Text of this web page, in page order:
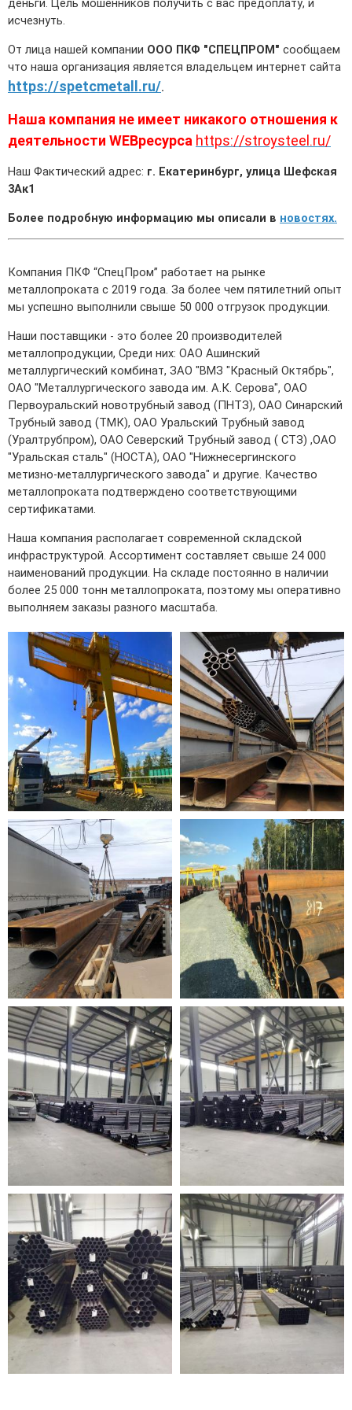
деньги. Цель мошенников получить с вас предоплату, и
исчезнуть.
От лица нашей компании ООО ПКФ "СПЕЦПРОМ" сообщаем
что наша организация является владельцем интернет сайта
https://spetcmetall.ru/.
Наша компания не имеет никакого отношения к
деятельности WEBресурса https://stroysteel.ru/
Наш Фактический адрес: г. Екатеринбург, улица Шефская
3Ак1
Более подробную информацию мы описали в новостях.
Компания ПКФ “СпецПром” работает на рынке
металлопроката с 2019 года. За более чем пятилетний опыт
мы успешно выполнили свыше 50 000 отгрузок продукции.
Наши поставщики - это более 20 производителей
металлопродукции, Среди них: ОАО Ашинский
металлургический комбинат, ЗАО "ВМЗ "Красный Октябрь",
ОАО "Металлургического завода им. А.К. Серова", ОАО
Первоуральский новотрубный завод (ПНТЗ), ОАО Синарский
Трубный завод (ТМК), ОАО Уральский Трубный завод
(Уралтрубпром), ОАО Северский Трубный завод ( СТЗ) ,ОАО
"Уральская сталь" (НОСТА), ОАО "Нижнесергинского
метизно-металлургического завода" и другие. Качество
металлопроката подтверждено соответствующими
сертификатами.
Наша компания располагает современной складской
инфраструктурой. Ассортимент составляет свыше 24 000
наименований продукции. На складе постоянно в наличии
более 25 000 тонн металлопроката, поэтому мы оперативно
выполняем заказы разного масштаба.
70x70 мм
80x80 мм
100x100 мм
Труба газлифтная
Труба бурильная СБТМ, ТБСУ
Труба котельная
Труба крекинговая
Труба магистральная
Труба насосно-компрессорная (НКТ)
Труба нефтепроводная
Труба спиралешовная
Трубы стальные лежалые Б/У
Труба восстановленная
Трубы в ВУС изоляции
3 мм
Рулон стальной оцинкованный
12 мм
14 мм
16 мм
18 мм
20 мм
25 мм
30 мм
50 мм
Балка 30
Полоса Алюминиевая
Труба профильная
Проволока колючая Егоза
Проволока колючая Репейник
Проволока наплавочная
Проволока оцинкованная
Проволока полиграфическая
Проволока с полимерным покрытием
Проволока телеграфная
Порошки и полимеры